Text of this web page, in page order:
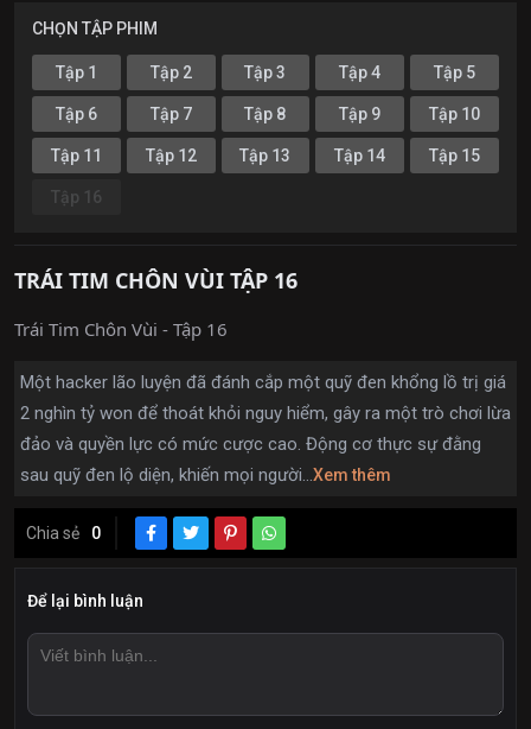
CHỌN TẬP PHIM
Tập 1 Tập 2 Tập 3 Tập 4 Tập 5
Tập 6 Tập 7 Tập 8 Tập 9 Tập 10
Tập 11 Tập 12 Tập 13 Tập 14 Tập 15
Tập 16
TRÁI TIM CHÔN VÙI TẬP 16
Trái Tim Chôn Vùi - Tập 16
Một hacker lão luyện đã đánh cắp một quỹ đen khổng lồ trị giá
2 nghìn tỷ won để thoát khỏi nguy hiểm, gây ra một trò chơi lừa
đảo và quyền lực có mức cược cao. Động cơ thực sự đằng
sau quỹ đen lộ diện, khiến mọi người...Xem thêm
Chia sẻ 0
Để lại bình luận